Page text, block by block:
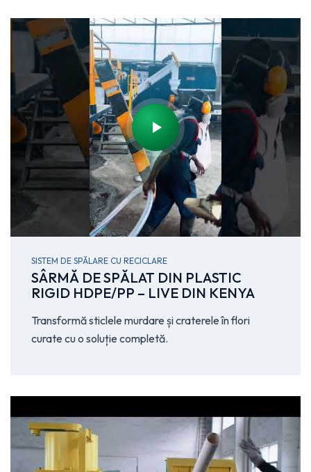
SISTEM DE SPĂLARE CU RECICLARE
SÂRMĂ DE SPĂLAT DIN PLASTIC
RIGID HDPE/PP – LIVE DIN KENYA
Transformă sticlele murdare și craterele în flori
curate cu o soluție completă.